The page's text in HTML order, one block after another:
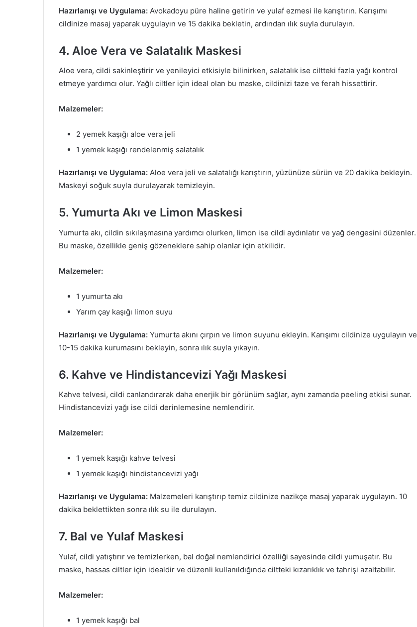
Hazırlanışı ve Uygulama: Avokadoyu püre haline getirin ve yulaf ezmesi ile karıştırın. Karışımı
cildinize masaj yaparak uygulayın ve 15 dakika bekletin, ardından ılık suyla durulayın.
4. Aloe Vera ve Salatalık Maskesi
Aloe vera, cildi sakinleştirir ve yenileyici etkisiyle bilinirken, salatalık ise ciltteki fazla yağı kontrol
etmeye yardımcı olur. Yağlı ciltler için ideal olan bu maske, cildinizi taze ve ferah hissettirir.
Malzemeler:
2 yemek kaşığı aloe vera jeli
1 yemek kaşığı rendelenmiş salatalık
Hazırlanışı ve Uygulama: Aloe vera jeli ve salatalığı karıştırın, yüzünüze sürün ve 20 dakika bekleyin.
Maskeyi soğuk suyla durulayarak temizleyin.
5. Yumurta Akı ve Limon Maskesi
Yumurta akı, cildin sıkılaşmasına yardımcı olurken, limon ise cildi aydınlatır ve yağ dengesini düzenler.
Bu maske, özellikle geniş gözeneklere sahip olanlar için etkilidir.
Malzemeler:
1 yumurta akı
Yarım çay kaşığı limon suyu
Hazırlanışı ve Uygulama: Yumurta akını çırpın ve limon suyunu ekleyin. Karışımı cildinize uygulayın ve
10-15 dakika kurumasını bekleyin, sonra ılık suyla yıkayın.
6. Kahve ve Hindistancevizi Yağı Maskesi
Kahve telvesi, cildi canlandırarak daha enerjik bir görünüm sağlar, aynı zamanda peeling etkisi sunar.
Hindistancevizi yağı ise cildi derinlemesine nemlendirir.
Malzemeler:
1 yemek kaşığı kahve telvesi
1 yemek kaşığı hindistancevizi yağı
Hazırlanışı ve Uygulama: Malzemeleri karıştırıp temiz cildinize nazikçe masaj yaparak uygulayın. 10
dakika beklettikten sonra ılık su ile durulayın.
7. Bal ve Yulaf Maskesi
Yulaf, cildi yatıştırır ve temizlerken, bal doğal nemlendirici özelliği sayesinde cildi yumuşatır. Bu
maske, hassas ciltler için idealdir ve düzenli kullanıldığında ciltteki kızarıklık ve tahrişi azaltabilir.
Malzemeler:
1 yemek kaşığı bal